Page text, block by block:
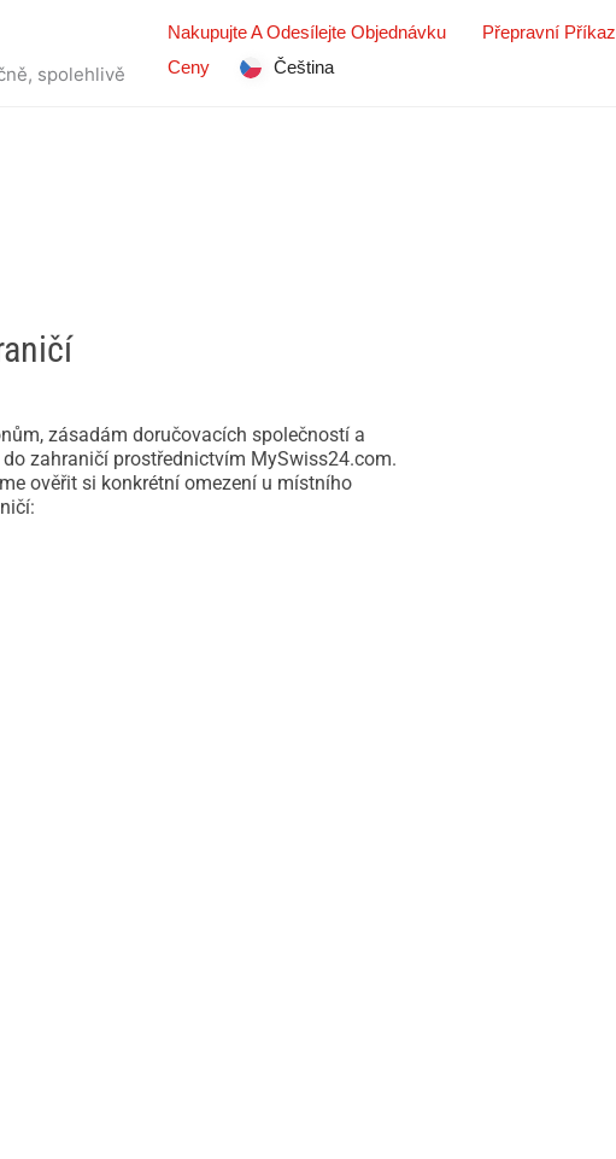
spolehlivě
Nakupujte A Odesílejte Objednávku Přepravní Příkaz
Ceny
Čeština
zásadám doručovacích společností a
zahraničí prostřednictvím MySwiss24.com.
ověřit si konkrétní omezení u místního